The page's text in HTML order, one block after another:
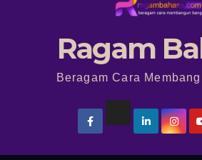
Ragam
Beragam Cara